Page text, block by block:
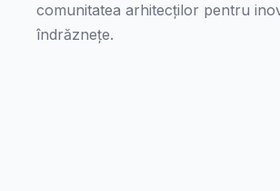
comunitatea arhitecților pentru
îndrăznețe.